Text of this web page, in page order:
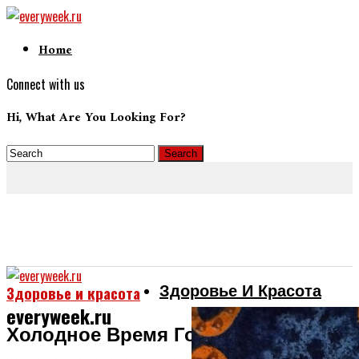
Home
Connect with us
Hi, What Are You Looking For?
everyweek.ru
Здоровье И Красота
Здоровье и красота
Холодное Время Года – Это Всегда